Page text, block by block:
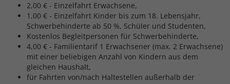
2,00 € - Einzelfahrt Erwachsene,
1,00 € - Einzelfahrt Kinder bis zum 18. Lebensjahr,
Schwerbehinderte ab 50 %, Schüler und Studenten,
Kostenlos Begleitpersonen für Schwerbehinderte,
4,00 € - Familientarif 1 Erwachsener (max. 2 Erwachsene)
mit einer beliebigen Anzahl von Kindern aus dem
gleichen Haushalt,
für Fahrten von/nach Haltestellen außerhalb der